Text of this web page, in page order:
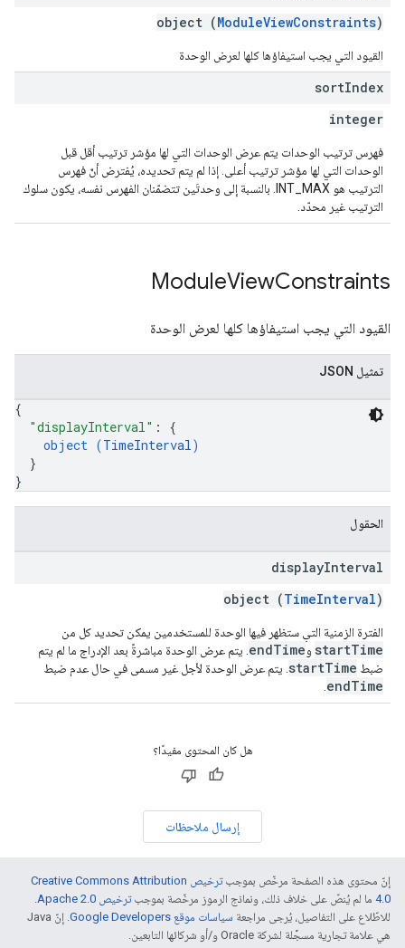
object (ModuleViewConstraints)
القيود التي يجب استيفاؤها كلها لعرض الوحدة
sortIndex
integer
فهرس ترتيب الوحدات يتم عرض الوحدات التي لها مؤشر ترتيب أقل قبل
الوحدات التي لها مؤشر ترتيب أعلى. إذا لم يتم تحديده، يُفترض أنّ فهرس
الترتيب هو INT_MAX. بالنسبة إلى وحدتَين تتضمّنان الفهرس نفسه، يكون سلوك
الترتيب غير محدّد.
ModuleViewConstraints
القيود التي يجب استيفاؤها كلها لعرض الوحدة
تمثيل JSON
{
"displayInterval" : {
object (TimeInterval)
}
}
الحقول
displayInterval
object (TimeInterval)
الفترة الزمنية التي ستظهر فيها الوحدة للمستخدمين يمكن تحديد كل من
startTime وendTime . يتم عرض الوحدة مباشرةً بعد الإدراج ما لم يتم
ضبط startTime . يتم عرض الوحدة لأجل غير مسمى في حال عدم ضبط
endTime
هل كان المحتوى مفيدًا؟
إرسال ملاحظات
إنّ محتوى هذه الصفحة مرخّص بموجب
ترخيص Creative Commons Attribution
4.0‏ ما لم يُنصّ على خلاف ذلك، ونماذج الرموز مرخّصة بموجبترخيص Apache 2.0‏
.
للاطّلاع على التفاصيل، يُرجى مراجعة سياسات موقع Google Developers‏
. إنّ Java
هي علامة تجارية مسجَّلة لشركة Oracle و/أو شركائها التابعين.